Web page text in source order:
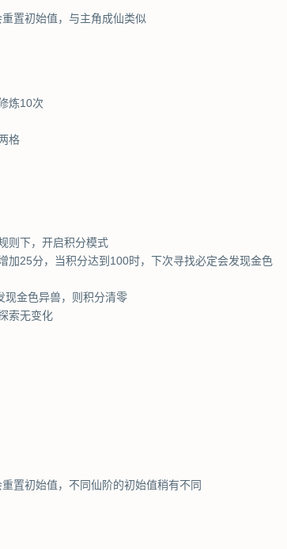
置初始值，与主角成仙类似
炼10次
格
则下，开启积分模式
加25分，当积分达到100时，下次寻找必定会发现金色
现金色异兽，则积分清零
索无变化
置初始值，不同仙阶的初始值稍有不同